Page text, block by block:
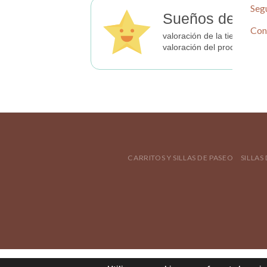
Sueños de Bebé
valoración de la tienda
valoración del producto
CARRITOS Y SILLAS DE PASEO SILLAS